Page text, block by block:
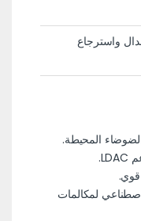
لمكالمات